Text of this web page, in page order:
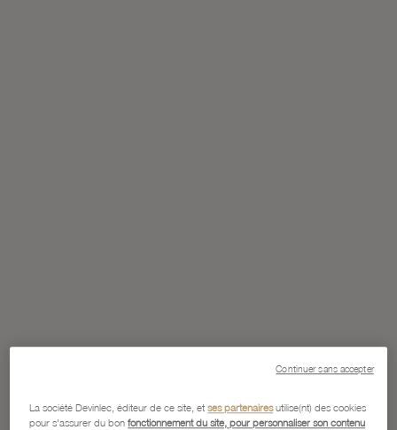
La société Devinlec, éditeur de ce site, etses partenairesutilise(nt) des cookies
pour s'assurer du bonfonctionnement du site, pour personnaliser son contenu
Continuer sans accepter